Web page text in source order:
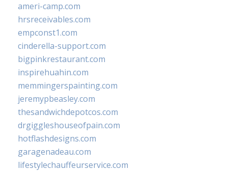
ameri-camp.com
hrsreceivables.com
empconst1.com
cinderella-support.com
bigpinkrestaurant.com
inspirehuahin.com
memmingerspainting.com
jeremypbeasley.com
thesandwichdepotcos.com
drgiggleshouseofpain.com
hotflashdesigns.com
garagenadeau.com
lifestylechauffeurservice.com